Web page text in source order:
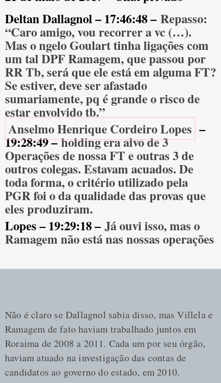
Deltan Dallagnol – 17:46:48 –Repasso:
“Caro amigo, vou recorrer a vc (…).
Mas o ngelo Goulart tinha ligações com
um tal DPF Ramagem, que passou por
RR Tb, será que ele está em alguma FT?
Se estiver, deve ser afastado
sumariamente, pq é grande o risco de
estar envolvido tb.”
Anselmo Henrique Cordeiro Lopes –
19:28:49 –holding era alvo de 3
Operações de nossa FT e outras 3 de
outros colegas. Estavam acuados. De
toda forma, o critério utilizado pela
PGR foi o da qualidade das provas que
eles produziram.
Lopes – 19:29:18 –Já ouvi isso, mas o
Ramagem não está nas nossas operações
Não é claro se Dallagnol sabia disso, mas Villela e
Ramagem de fato haviam trabalhado juntos em
Roraima de 2008 a 2011. Cada um por seu órgão,
haviam atuado na investigação das contas de
candidatos ao governo do estado, em 2010.